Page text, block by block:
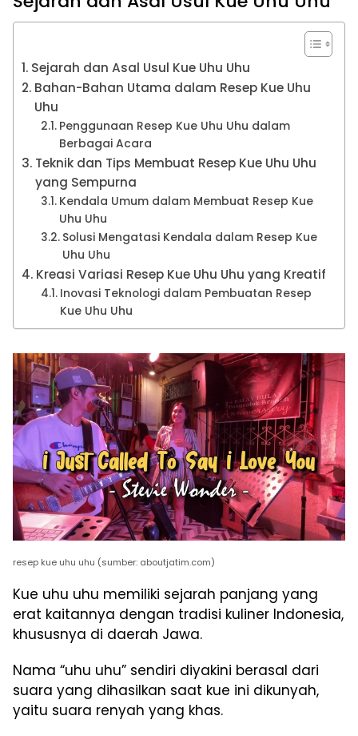
Sejarah dan Asal Usul Kue Uhu Uhu
Bahan-Bahan Utama dalam Resep Kue Uhu
Uhu
Penggunaan Resep Kue Uhu Uhu dalam
Berbagai Acara
Teknik dan Tips Membuat Resep Kue Uhu Uhu
yang Sempurna
Kendala Umum dalam Membuat Resep Kue
Uhu Uhu
Solusi Mengatasi Kendala dalam Resep Kue
Uhu Uhu
Kreasi Variasi Resep Kue Uhu Uhu yang Kreatif
Inovasi Teknologi dalam Pembuatan Resep
Kue Uhu Uhu
resep kue uhu uhu (sumber: aboutjatim.com)
Kue uhu uhu memiliki sejarah panjang yang
erat kaitannya dengan tradisi kuliner Indonesia,
khususnya di daerah Jawa.
Nama “uhu uhu” sendiri diyakini berasal dari
suara yang dihasilkan saat kue ini dikunyah,
yaitu suara renyah yang khas.